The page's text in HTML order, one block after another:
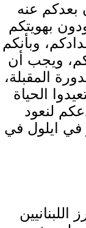
بعدكم عنه
بهويتكم
وبأنكم
ويجب أن
المقبلة،
الحياة
لنعود
في ايلول في